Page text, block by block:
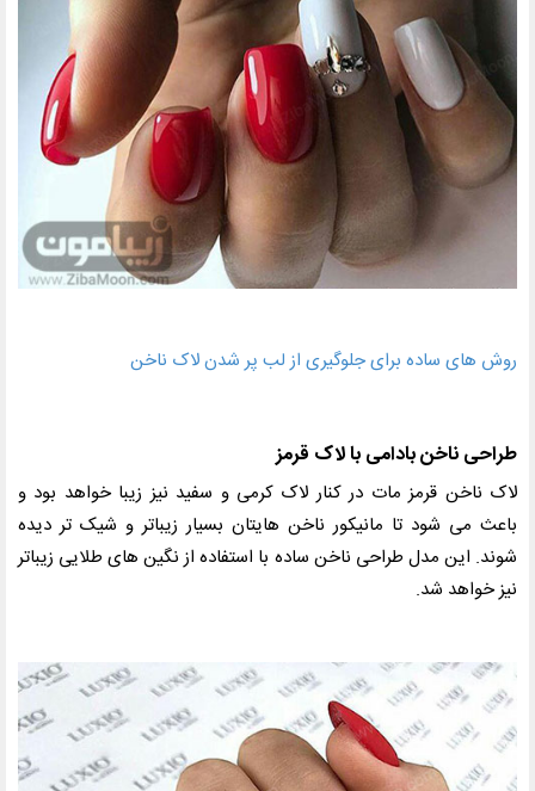
روش های ساده برای جلوگیری از لب پر شدن لاک ناخن
طراحی ناخن بادامی با لاک قرمز
لاک ناخن قرمز مات در کنار لاک کرمی و سفید نیز زیبا خواهد بود و
باعث می شود تا مانیکور ناخن هایتان بسیار زیباتر و شیک تر دیده
شوند. این مدل طراحی ناخن ساده با استفاده از نگین های طلایی زیباتر
نیز خواهد شد.